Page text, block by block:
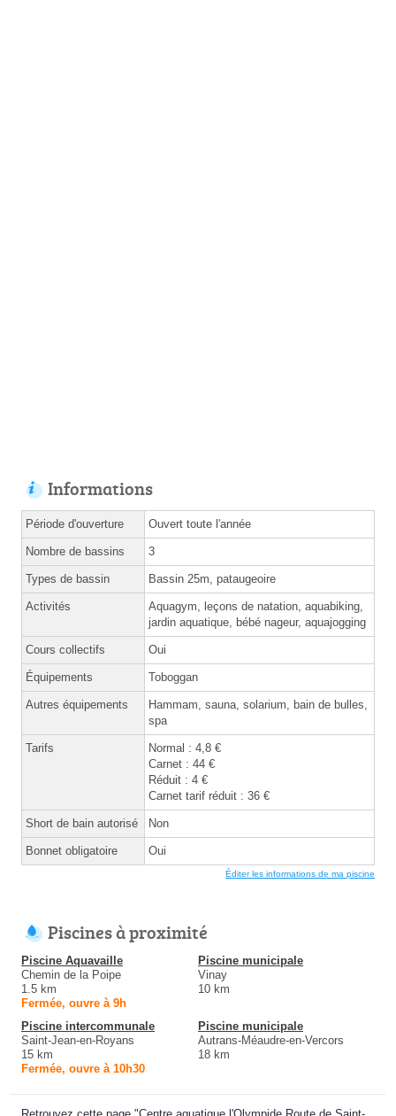
Informations
Période d'ouverture Ouvert toute l'année
Nombre de bassins 3
Types de bassin Bassin 25m, pataugeoire
Activités
Aquagym, leçons de natation, aquabiking,
jardin aquatique, bébé nageur, aquajogging
Cours collectifs Oui
Équipements Toboggan
Autres équipements
Hammam, sauna, solarium, bain de bulles,
spa
Tarifs
Normal : 4,8 €
Carnet : 44 €
Réduit : 4 €
Carnet tarif réduit : 36 €
Short de bain autorisé Non
Bonnet obligatoire Oui
Éditer les informations de ma piscine
Piscines à proximité
Piscine Aquavaille
Chemin de la Poipe
1.5 km
Fermée, ouvre à 9h
Piscine municipale
Vinay
10 km
Piscine intercommunale
Saint-Jean-en-Royans
15 km
Fermée, ouvre à 10h30
Piscine municipale
Autrans-Méaudre-en-Vercors
18 km